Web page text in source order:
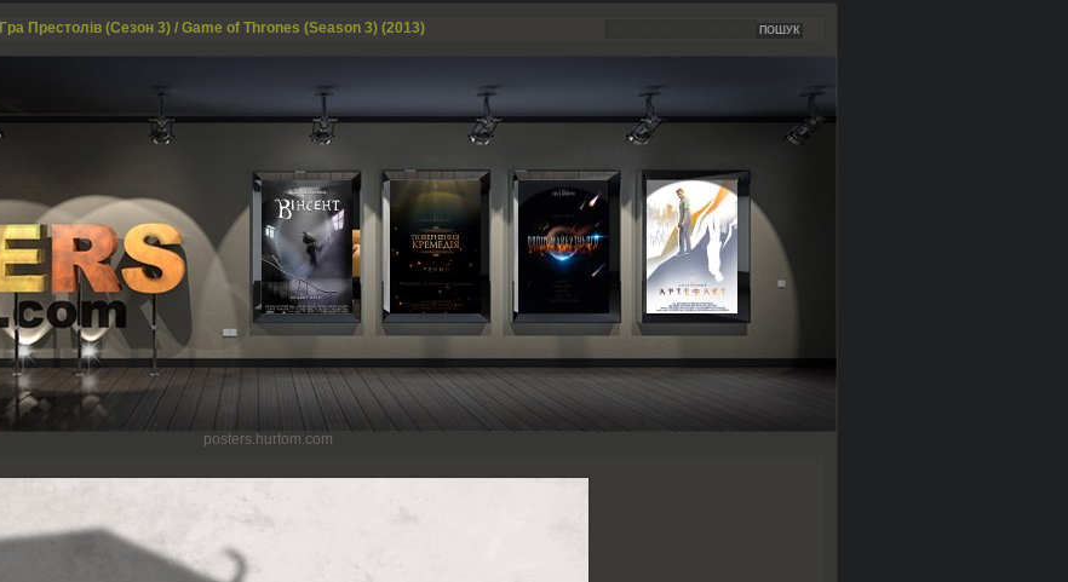
Гра Престолів (Сезон 3) / Game of Thrones (Season 3) (2013)
posters.hurtom.com